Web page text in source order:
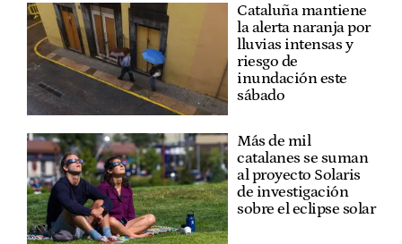
Cataluña mantiene
la alerta naranja por
lluvias intensas y
riesgo de
inundación este
sábado
Más de mil
catalanes se suman
al proyecto Solaris
de investigación
sobre el eclipse solar